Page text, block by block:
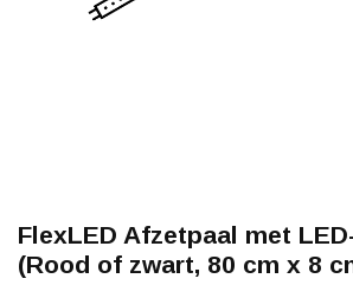
FlexLED Afzetpaal met
(Rood of zwart, 80 cm x 8